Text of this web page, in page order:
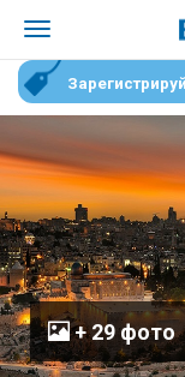
+ 29 фото